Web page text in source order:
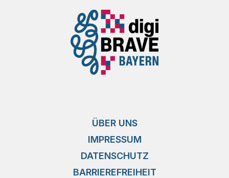
ÜBER UNS
IMPRESSUM
DATENSCHUTZ
BARRIEREFREIHEIT